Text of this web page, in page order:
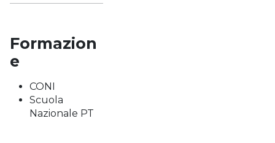
Formazion
e
CONI
Scuola
Nazionale PT